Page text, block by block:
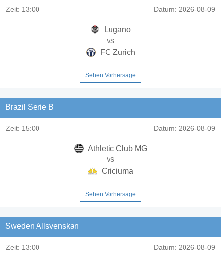
Zeit: 13:00 Datum: 2026-08-09
Lugano
vs
FC Zurich
Sehen Vorhersage
Brazil Serie B
Zeit: 15:00 Datum: 2026-08-09
Athletic Club MG
vs
Criciuma
Sehen Vorhersage
Sweden Allsvenskan
Zeit: 13:00 Datum: 2026-08-09